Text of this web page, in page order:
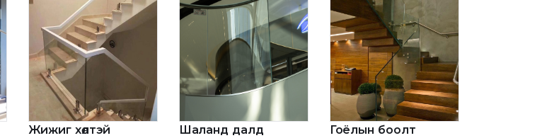
Жижиг хөлтэй
Шаланд далд
Гоёлын боолт